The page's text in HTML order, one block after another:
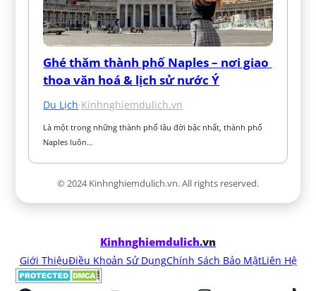
Ghé thăm thành phố Naples – nơi giao
thoa văn hoá & lịch sử nước Ý
Du Lịch·Kinhnghiemdulich.vn
Là một trong những thành phố lâu đời bậc nhất, thành phố
Naples luôn…
© 2024 Kinhnghiemdulich.vn. All rights reserved.
Kinhnghiemdulich.vn
Giới ThiệuĐiều Khoản Sử DụngChính Sách Bảo MậtLiên Hệ